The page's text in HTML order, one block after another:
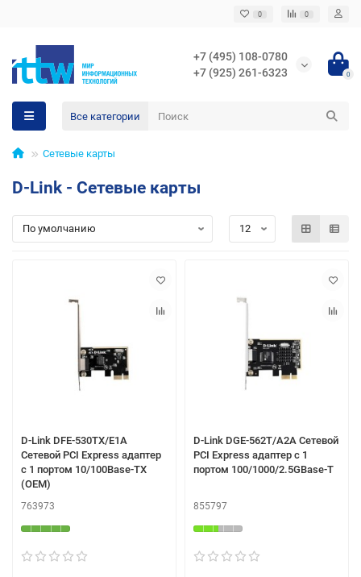
0 0
+7 (495) 108-0780
+7 (925) 261-6323
0
Все категории
Сетевые карты
D-Link - Сетевые карты
D-Link DFE-530TX/E1A
Сетевой PCI Express адаптер
с 1 портом 10/100Base-TX
(OEM)
763973
D-Link DGE-562T/A2A Сетевой
PCI Express адаптер с 1
портом 100/1000/2.5GBase-T
855797